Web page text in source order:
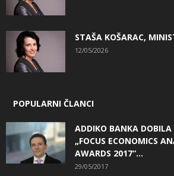
STAŠA KOŠARAC,
12/05/2026
POPULARNI ČLANCI
ADDIKO BANKA DOBILA
„FOCUS ECONOMICS
AWARDS 2017“...
29/05/2017